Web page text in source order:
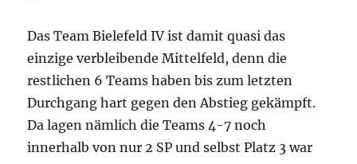
Das Team Bielefeld IV ist damit quasi das
einzige verbleibende Mittelfeld, denn die
restlichen 6 Teams haben bis zum letzten
Durchgang hart gegen den Abstieg gekämpft.
Da lagen nämlich die Teams 4-7 noch
innerhalb von nur 2 SP und selbst Platz 3 war